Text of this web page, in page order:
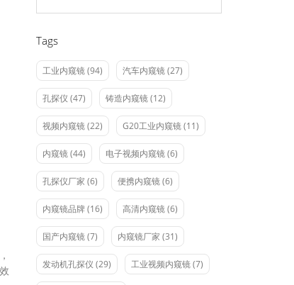
Tags
工业内窥镜(94) 汽车内窥镜(27)
孔探仪 (47) 铸造内窥镜(12)
视频内窥镜(22) G20工业内窥镜(11)
内窥镜(44) 电子视频内窥镜(6)
孔探仪厂家 (6) 便携内窥镜(6)
内窥镜品牌(16) 高清内窥镜(6)
国产内窥镜(7) 内窥镜厂家 (31)
发动机孔探仪 (29) 工业视频内窥镜(7)